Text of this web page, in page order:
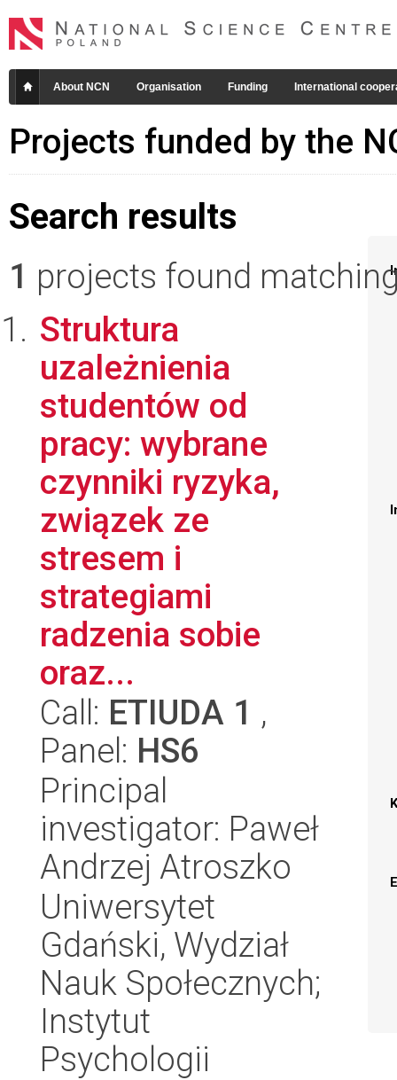
About NCN Organisation Funding International
Projects funded by the
Search results
1 projects found
Struktura
uzależnienia
studentów od
pracy: wybrane
czynniki ryzyka,
związek ze
stresem i
strategiami
radzenia sobie
oraz...
Call: ETIUDA 1 ,
Panel: HS6
Principal
investigator: Paweł
Andrzej Atroszko
Uniwersytet
Gdański, Wydział
Nauk Społecznych;
Instytut
Psychologii